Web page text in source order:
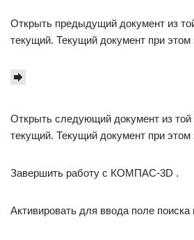
Открыть предыдущий документ из
текущий. Текущий документ при этом
Открыть следующий документ из той
текущий. Текущий документ при этом
Завершить работу с КОМПАС-3D .
Активировать для ввода поле поиска